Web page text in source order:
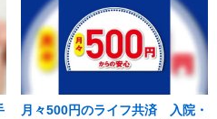
月々500円のライフ共済 入院・